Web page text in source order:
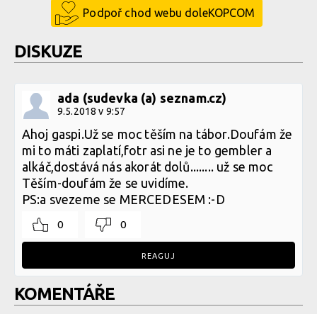
Podpoř chod webu doleKOPCOM
DISKUZE
ada (sudevka (a) seznam.cz)
9.5.2018 v 9:57
Ahoj gaspi.Už se moc těším na tábor.Doufám že
mi to máti zaplatí,fotr asi ne je to gembler a
alkáč,dostává nás akorát dolů........ už se moc
Těším-doufám že se uvidíme.
PS:a svezeme se MERCEDESEM :-D
0 0
REAGUJ
KOMENTÁŘE